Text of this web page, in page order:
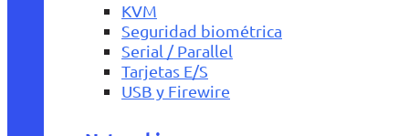
KVM
Seguridad biométrica
Serial / Parallel
Tarjetas E/S
USB y Firewire